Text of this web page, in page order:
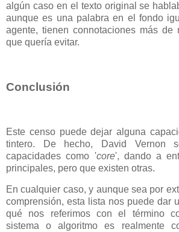
algún caso en el texto original se
aunque es una palabra en el fondo
agente, tienen connotaciones más de
que quería evitar.
Conclusión
Este censo puede dejar alguna
tintero. De hecho, David Vernon
capacidades como 'core', dando a
principales, pero que existen otras.
En cualquier caso, y aunque sea por
comprensión, esta lista nos puede dar
qué nos referimos con el término
sistema o algoritmo es realmente